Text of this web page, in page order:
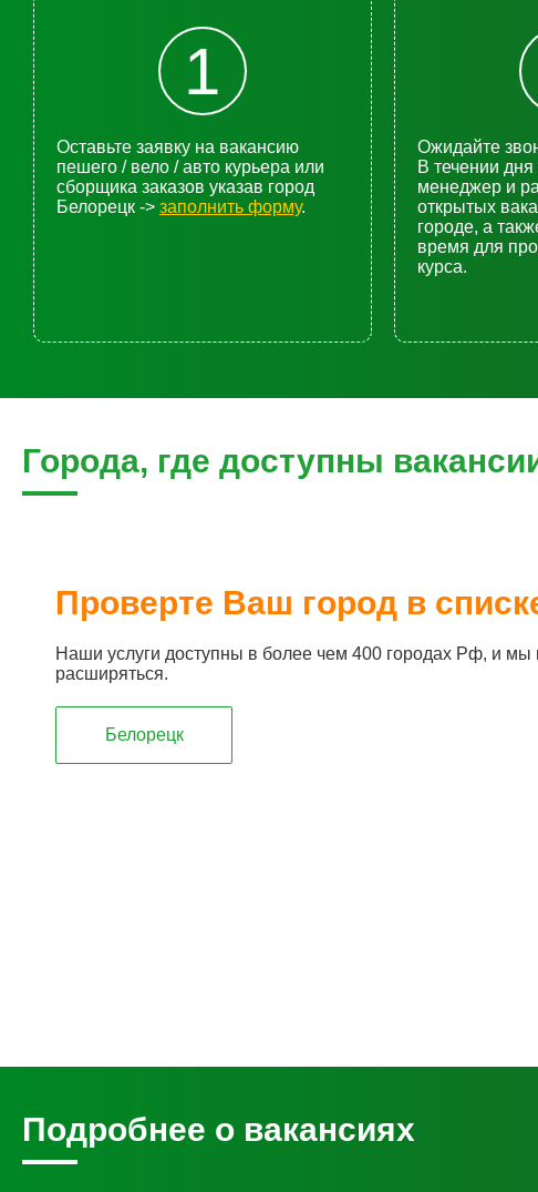
1
Оставьте заявку на вакансию
пешего / вело / авто курьера или
сборщика заказов указав город
Белорецк -> заполнить форму.
Ожидайте
В течении
менеджер и
открытых
городе, а
время для
курса.
Города, где доступны
Проверте Ваш город в
Наши услуги доступны в более чем 400 городах Рф, и
расширяться.
Белорецк
Подробнее о вакансиях